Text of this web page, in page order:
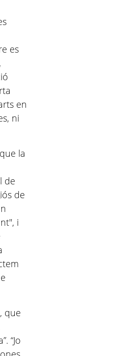
es
en
ni
la
de
de
i
que
“Jo